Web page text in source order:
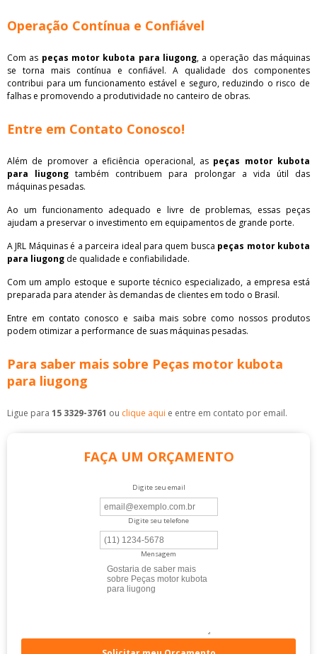
Operação Contínua e Confiável
Com as peças motor kubota para liugong, a operação das máquinas
se torna mais contínua e confiável. A qualidade dos componentes
contribui para um funcionamento estável e seguro, reduzindo o risco de
falhas e promovendo a produtividade no canteiro de obras.
Entre em Contato Conosco!
Além de promover a eficiência operacional, as peças motor kubota
para liugong também contribuem para prolongar a vida útil das
máquinas pesadas.
Ao um funcionamento adequado e livre de problemas, essas peças
ajudam a preservar o investimento em equipamentos de grande porte.
A JRL Máquinas é a parceira ideal para quem busca peças motor kubota
para liugong de qualidade e confiabilidade.
Com um amplo estoque e suporte técnico especializado, a empresa está
preparada para atender às demandas de clientes em todo o Brasil.
Entre em contato conosco e saiba mais sobre como nossos produtos
podem otimizar a performance de suas máquinas pesadas.
Para saber mais sobre Peças motor kubota
para liugong
Ligue para 15 3329-3761 ou clique aqui e entre em contato por email.
FAÇA UM ORÇAMENTO
Digite seu email
Digite seu telefone
Mensagem